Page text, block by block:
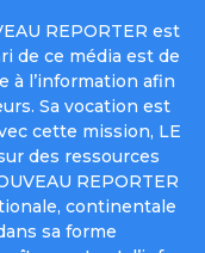
REPORTER est
de ce média est de
à l’information afin
Sa vocation est
cette mission, LE
des ressources
REPORTER
continentale
sa forme